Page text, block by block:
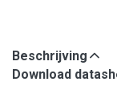
Beschrijving
Download